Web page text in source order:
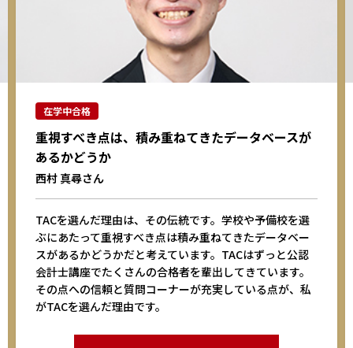
在学中合格
重視すべき点は、積み重ねてきたデータベースが
あるかどうか
西村 真尋さん
TACを選んだ理由は、その伝統です。学校や予備校を選
ぶにあたって重視すべき点は積み重ねてきたデータベー
スがあるかどうかだと考えています。TACはずっと公認
会計士講座でたくさんの合格者を輩出してきています。
その点への信頼と質問コーナーが充実している点が、私
がTACを選んだ理由です。